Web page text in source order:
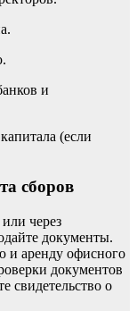
и
(если
сборов
через
документы.
и аренду офисного
документов
свидетельство о